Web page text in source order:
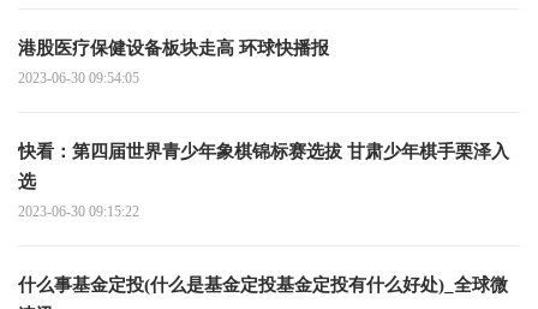
港股医疗保健设备板块走高 环球快播报
2023-06-30 09:54:05
快看：第四届世界青少年象棋锦标赛选拔 甘肃少年棋手栗泽入
选
2023-06-30 09:15:22
什么事基金定投(什么是基金定投基金定投有什么好处)_全球微